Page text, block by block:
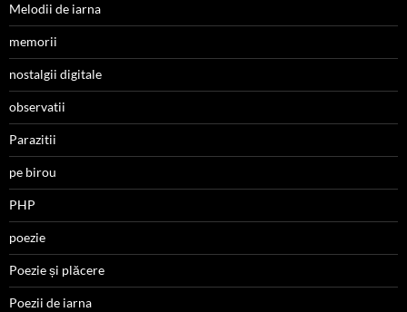
Melodii de iarna
memorii
nostalgii digitale
observatii
Parazitii
pe birou
PHP
poezie
Poezie și plăcere
Poezii de iarna